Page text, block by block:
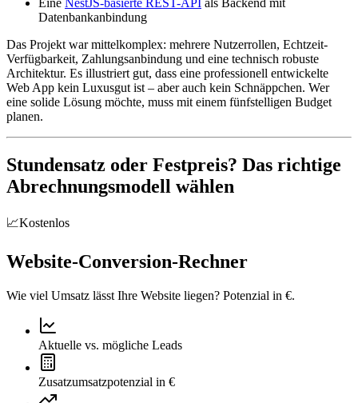
Eine NestJS-basierte REST-API als Backend mit
Datenbankanbindung
Das Projekt war mittelkomplex: mehrere Nutzerrollen, Echtzeit-
Verfügbarkeit, Zahlungsanbindung und eine technisch robuste
Architektur. Es illustriert gut, dass eine professionell entwickelte
Web App kein Luxusgut ist – aber auch kein Schnäppchen. Wer
eine solide Lösung möchte, muss mit einem fünfstelligen Budget
planen.
Stundensatz oder Festpreis? Das richtige
Abrechnungsmodell wählen
📈Kostenlos
Website-Conversion-Rechner
Wie viel Umsatz lässt Ihre Website liegen? Potenzial in €.
Aktuelle vs. mögliche Leads
Zusatzumsatzpotenzial in €